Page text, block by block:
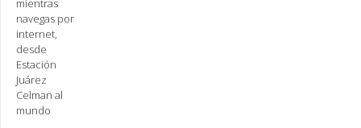
mientras
navegas por
internet,
desde
Estación
Juárez
Celman al
mundo